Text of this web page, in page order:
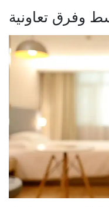
وفرق تعاونية